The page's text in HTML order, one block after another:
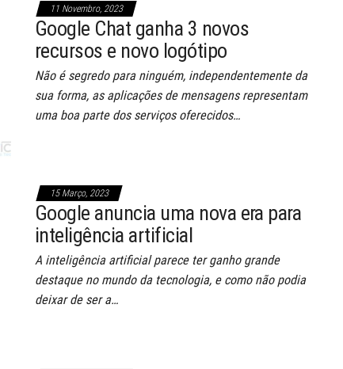
11 Novembro, 2023
Google Chat ganha 3 novos
recursos e novo logótipo
Não é segredo para ninguém, independentemente da
sua forma, as aplicações de mensagens representam
uma boa parte dos serviços oferecidos…
15 Março, 2023
Google anuncia uma nova era para
inteligência artificial
A inteligência artificial parece ter ganho grande
destaque no mundo da tecnologia, e como não podia
deixar de ser a…